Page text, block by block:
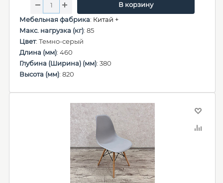
В корзину
Мебельная фабрика: Китай +
Макс. нагрузка (кг): 85
Цвет: Темно-серый
Длина (мм): 460
Глубина (Ширина) (мм): 380
Высота (мм): 820